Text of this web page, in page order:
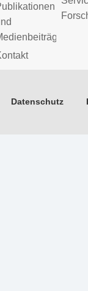
Datenschutz